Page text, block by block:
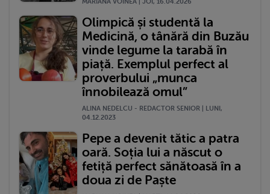
Olimpică și studentă la
Medicină, o tânără din Buzău
vinde legume la tarabă în
piață. Exemplul perfect al
proverbului „munca
înnobilează omul”
ALINA NEDELCU - REDACTOR SENIOR | LUNI,
04.12.2023
Pepe a devenit tătic a patra
oară. Soția lui a născut o
fetiță perfect sănătoasă în a
doua zi de Paște